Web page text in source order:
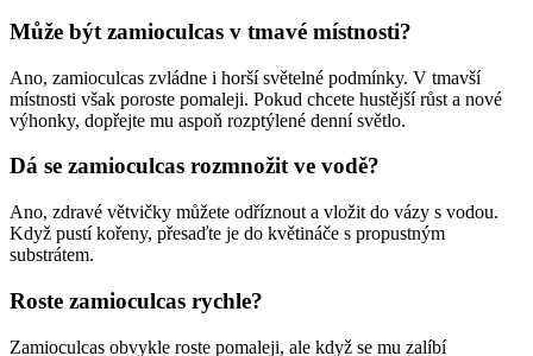
Může být zamioculcas v tmavé místnosti?
Ano, zamioculcas zvládne i horší světelné podmínky. V tmavší
místnosti však poroste pomaleji. Pokud chcete hustější růst a nové
výhonky, dopřejte mu aspoň rozptýlené denní světlo.
Dá se zamioculcas rozmnožit ve vodě?
Ano, zdravé větvičky můžete odříznout a vložit do vázy s vodou.
Když pustí kořeny, přesaďte je do květináče s propustným
substrátem.
Roste zamioculcas rychle?
Zamioculcas obvykle roste pomaleji, ale když se mu zalíbí